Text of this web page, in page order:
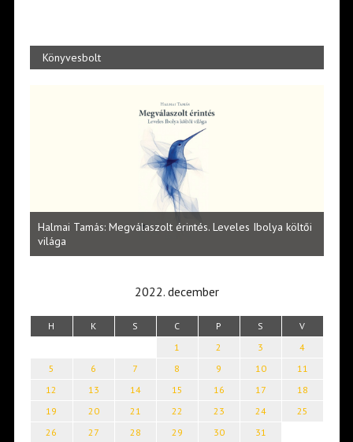
Könyvesbolt
Halmai Tamás: Megválaszolt érintés. Leveles Ibolya költői
világa
2022. december
H K S C P S V
1 2 3
4
5
6 7 8 9 10
11
12
13 14 15 16 17
18
19
20 21 22 23 24
25
26
27 28 29 30 31